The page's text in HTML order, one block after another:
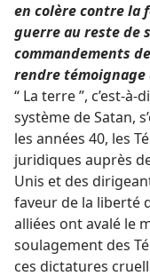
en colère contre la
guerre au reste de
commandements
rendre témoignage
“ La terre ”, c’est-
système de Satan,
les années 40, les
juridiques auprès
Unis et des
faveur de la liberté
alliées ont avalé le
soulagement des
ces dictatures